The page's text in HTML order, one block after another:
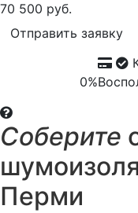
70 500 руб.
Отправить заявку
0%
Соберите
Перми